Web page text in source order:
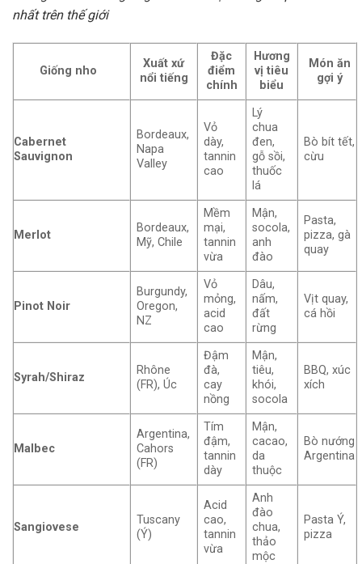
nhất trên thế giới
Giống nho
Xuất xứ
nổi tiếng
Đặc
điểm
chính
Hương
vị tiêu
biểu
Món ăn
gợi ý
Cabernet
Sauvignon
Bordeaux,
Napa
Valley
Vỏ
dày,
tannin
cao
Lý
chua
đen,
gỗ sồi,
thuốc
lá
Bò bít tết,
cừu
Merlot
Bordeaux,
Mỹ, Chile
Mềm
mại,
tannin
vừa
Mận,
socola,
anh
đào
Pasta,
pizza, gà
quay
Pinot Noir
Burgundy,
Oregon,
NZ
Vỏ
mỏng,
acid
cao
Dâu,
nấm,
đất
rừng
Vịt quay,
cá hồi
Syrah/Shiraz
Rhône
(FR), Úc
Đậm
đà,
cay
nồng
Mận,
tiêu,
khói,
socola
BBQ, xúc
xích
Malbec
Argentina,
Cahors
(FR)
Tím
đậm,
tannin
dày
Mận,
cacao,
da
thuộc
Bò nướng
Argentina
Sangiovese
Tuscany
(Ý)
Acid
cao,
tannin
vừa
Anh
đào
chua,
thảo
mộc
Pasta Ý,
pizza